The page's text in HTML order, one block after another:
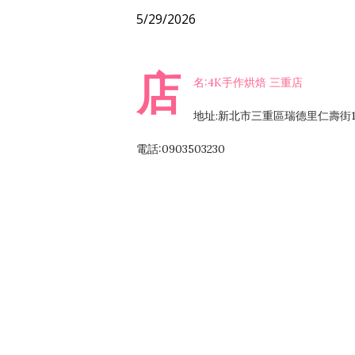
5/29/2026
店 名:4K手作烘焙 三重店
地址:新北市三重區瑞德里仁壽街
電話:0903503230